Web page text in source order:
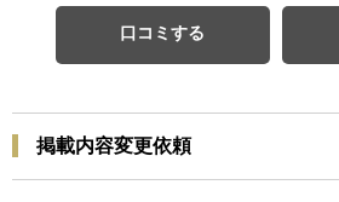
口コミする
掲載内容変更依頼